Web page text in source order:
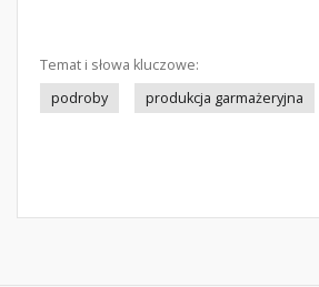
Temat i słowa kluczowe:
podroby
produkcja garmażeryjna